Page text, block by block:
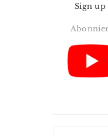
Sign up